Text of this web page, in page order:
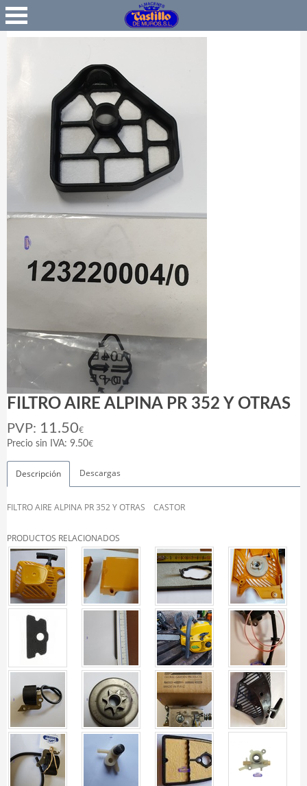
Favoritos
FILTRO AIRE ALPINA PR 352 Y OTRAS
PVP: 11.50€
Precio sin IVA: 9.50€
Descripción Descargas
FILTRO AIRE ALPINA PR 352 Y OTRAS CASTOR
PRODUCTOS RELACIONADOS